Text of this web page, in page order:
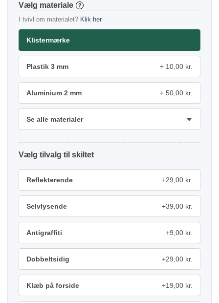
materiale ?
I tvivl om materialet? Klik her
Klistermærke
Plastik 3 mm 10,00 kr.
Aluminium 2 mm 50,00 kr.
Se alle materialer
tilvalg
Reflekterende +29,00 kr.
Selvlysende +39,00 kr.
Antigraffiti +9,00 kr.
Dobbeltsidig +29,00 kr.
Klæb på forside +19,00 kr.